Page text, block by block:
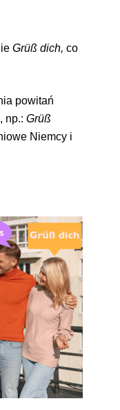
Grüß dich, co
powitań
np.: Grüß
Niemcy i